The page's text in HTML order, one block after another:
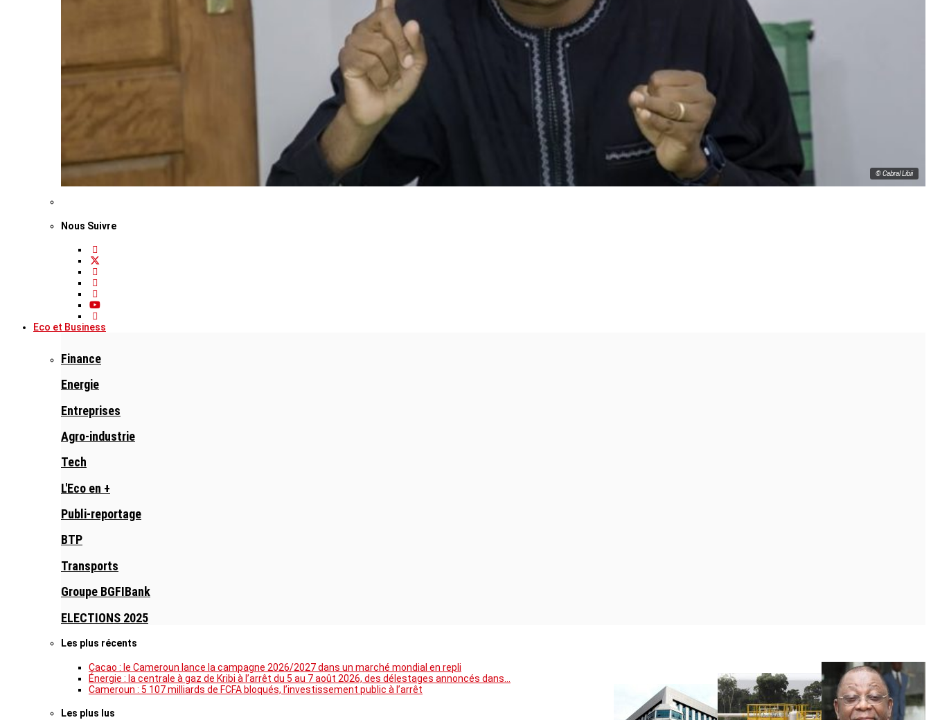
© Cabral Libii
Nous Suivre
Eco et Business
Finance
Energie
Entreprises
Agro-industrie
Tech
L'Eco en +
Publi-reportage
BTP
Transports
Groupe BGFIBank
ELECTIONS 2025
Les plus récents
Cacao : le Cameroun lance la campagne 2026/2027 dans un marché mondial en repli
Énergie : la centrale à gaz de Kribi à l’arrêt du 5 au 7 août 2026, des délestages annoncés dans…
Cameroun : 5 107 milliards de FCFA bloqués, l’investissement public à l’arrêt
Les plus lus